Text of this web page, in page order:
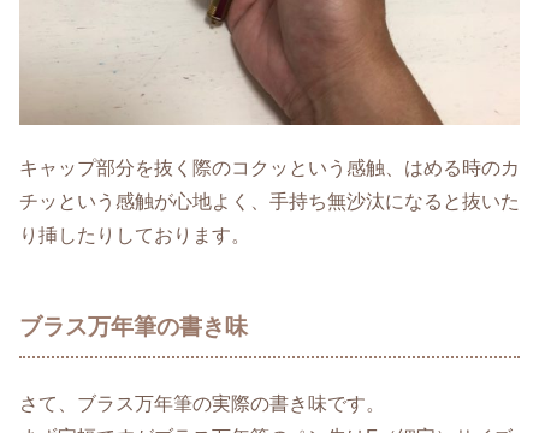
キャップ部分を抜く際のコクッという感触、はめる時のカ
チッという感触が心地よく、手持ち無沙汰になると抜いた
り挿したりしております。
ブラス万年筆の書き味
さて、ブラス万年筆の実際の書き味です。